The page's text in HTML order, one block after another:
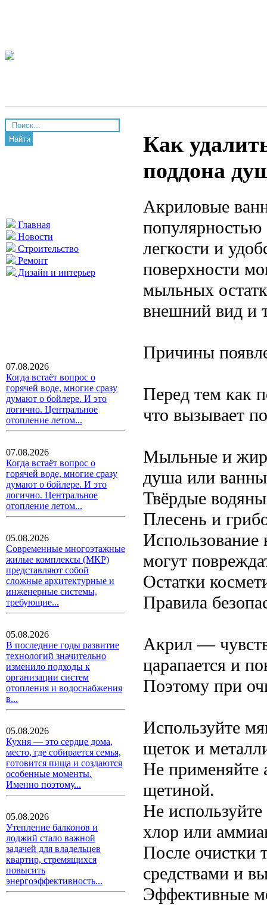
Найти
Главная
Новости
Строительство
Ремонт
Дизайн и интерьер
07.08.2026
Когда встаёт вопрос о
горячей воде, многие сразу
думают о бойлере. И это
логично. Центральное
отопление летом...
07.08.2026
Когда встаёт вопрос о
горячей воде, многие сразу
думают о бойлере. И это
логично. Центральное
отопление летом...
05.08.2026
Современные многоэтажные
жилые комплексы (МКР)
представляют собой
сложные архитектурные и
инженерные системы,
требующие...
05.08.2026
В последние годы развитие
технологий значительно
изменило подходы к
организации систем
отопления и водоснабжения
в...
05.08.2026
Кухня — это сердце дома,
место, где собирается семья,
готовится пища и создаются
особенные моменты.
Именно поэтому...
05.08.2026
Утепление балконов и
лоджий стало важной
задачей для владельцев
квартир, стремящихся
повысить
энергоэффективность...
Как
поддона
Акриловые
популярностью
легкости и
поверхности
мыльных
внешний вид и
Причины
Перед тем как
что вызывает
Мыльные и
душа или
Твёрдые
Плесень и
Использование
могут
Остатки
Правила
Акрил —
царапается и
Поэтому при
Используйте
щеток и
Не применяйте
щетиной.
Не
хлор или
После очистки
средствами и
Эффективные